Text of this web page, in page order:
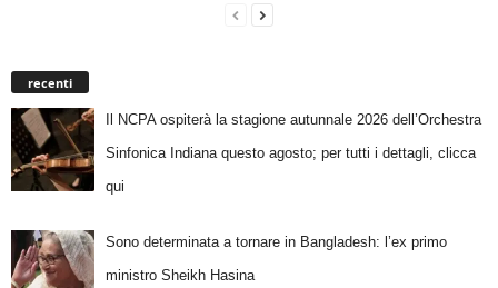
recenti
Il NCPA ospiterà la stagione autunnale 2026 dell’Orchestra
Sinfonica Indiana questo agosto; per tutti i dettagli, clicca
qui
Sono determinata a tornare in Bangladesh: l’ex primo
ministro Sheikh Hasina